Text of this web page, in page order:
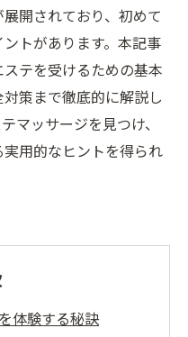
開されており、初めて
トがあります。本記事
テを受けるための基本
策まで徹底的に解説し
マッサージを見つけ、
用的なヒントを得られ
体験する秘訣